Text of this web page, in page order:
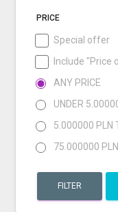
PRICE
Special offer
Include "Price
ANY PRICE
UNDER
5.000000 PLN
75.000000
FILTER